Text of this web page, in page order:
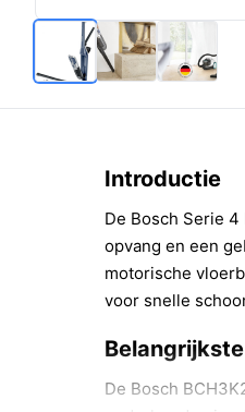
Introductie
De Bosch Serie
opvang en een
motorische
voor snelle
De Bosch